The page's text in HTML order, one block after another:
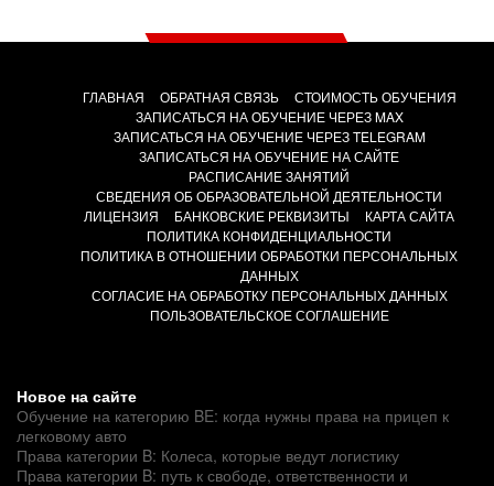
ГЛАВНАЯ ОБРАТНАЯ СВЯЗЬ
СТОИМОСТЬ ОБУЧЕНИЯ
ЗАПИСАТЬСЯ НА ОБУЧЕНИЕ ЧЕРЕЗ MAX
ЗАПИСАТЬСЯ НА ОБУЧЕНИЕ ЧЕРЕЗ TELEGRAM
ЗАПИСАТЬСЯ НА ОБУЧЕНИЕ НА САЙТЕ
РАСПИСАНИЕ ЗАНЯТИЙ
СВЕДЕНИЯ ОБ ОБРАЗОВАТЕЛЬНОЙ ДЕЯТЕЛЬНОСТИ
ЛИЦЕНЗИЯ
БАНКОВСКИЕ РЕКВИЗИТЫ
КАРТА САЙТА
ПОЛИТИКА КОНФИДЕНЦИАЛЬНОСТИ
ПОЛИТИКА В ОТНОШЕНИИ ОБРАБОТКИ ПЕРСОНАЛЬНЫХ
ДАННЫХ
СОГЛАСИЕ НА ОБРАБОТКУ ПЕРСОНАЛЬНЫХ ДАННЫХ
ПОЛЬЗОВАТЕЛЬСКОЕ СОГЛАШЕНИЕ
Новое на сайте
Обучение на категорию BE: когда нужны права на прицеп к
легковому авто
Права категории B: Колеса, которые ведут логистику
Права категории B: путь к свободе, ответственности и